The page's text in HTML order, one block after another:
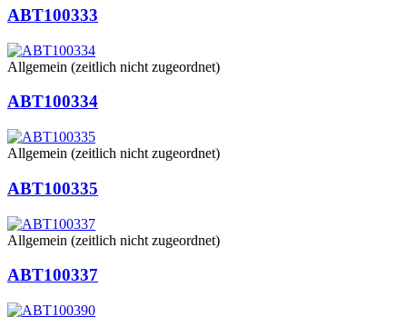
ABT100333
Allgemein (zeitlich nicht zugeordnet)
ABT100334
Allgemein (zeitlich nicht zugeordnet)
ABT100335
Allgemein (zeitlich nicht zugeordnet)
ABT100337